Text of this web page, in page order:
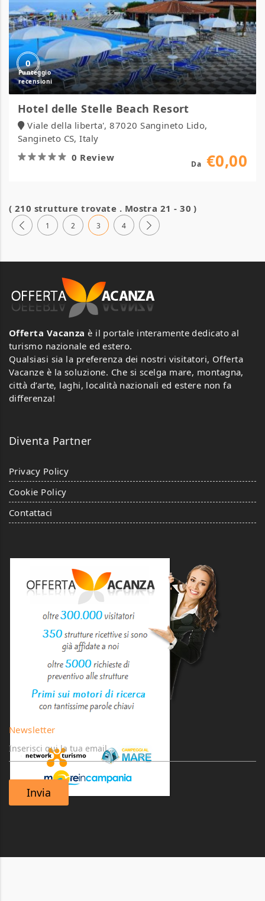
0
Hotel delle Stelle Beach Resort
Viale della liberta', 87020 Sangineto Lido,
Sangineto CS, Italy
0 Review
Da €0,00
( 210 strutture trovate . Mostra 21 - 30 )
1 2 3 4
Offerta Vacanza è il portale interamente dedicato al
turismo nazionale ed estero.
Qualsiasi sia la preferenza dei nostri visitatori, Offerta
Vacanze è la soluzione. Che si scelga mare, montagna,
città d’arte, laghi, località nazionali ed estere non fa
differenza!
Diventa Partner
Privacy Policy
Cookie Policy
Contattaci
Newsletter